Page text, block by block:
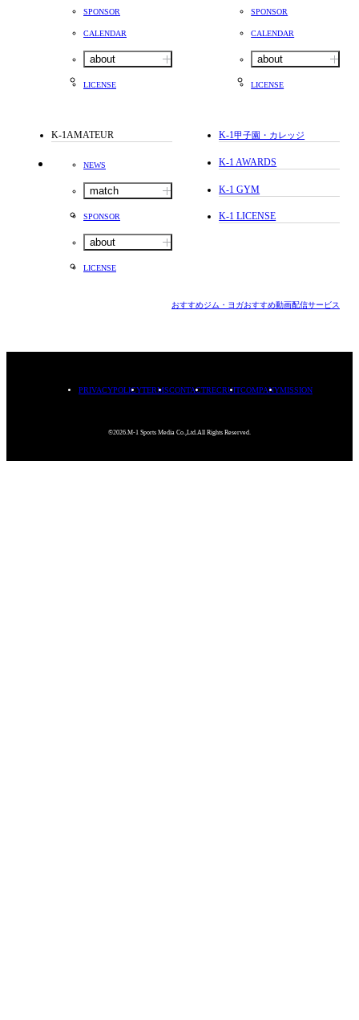
SPONSOR
CALENDAR
about
LICENSE
SPONSOR
CALENDAR
about
LICENSE
K-1AMATEUR
NEWS
match
SPONSOR
about
LICENSE
K-1甲子園・カレッジ
K-1 AWARDS
K-1 GYM
K-1 LICENSE
おすすめジム・ヨガおすすめ動画配信サービス
PRIVACYPOLICYTERMSCONTACTRECRUITCOMPANYMISSION
©2026.M-1 Sports Media Co.,Ltd.All Rights Reserved.